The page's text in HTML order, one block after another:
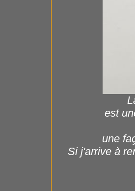
est
une
Si j'arrive à